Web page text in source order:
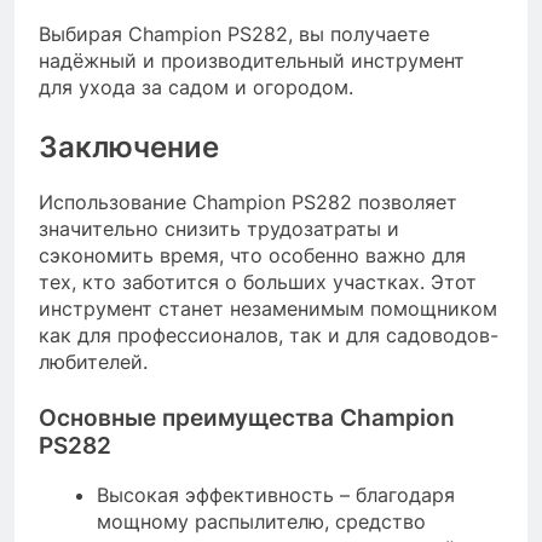
Выбирая Champion PS282, вы получаете
надёжный и производительный инструмент
для ухода за садом и огородом.
Заключение
Использование Champion PS282 позволяет
значительно снизить трудозатраты и
сэкономить время, что особенно важно для
тех, кто заботится о больших участках. Этот
инструмент станет незаменимым помощником
как для профессионалов, так и для садоводов-
любителей.
Основные преимущества Champion
PS282
Высокая эффективность – благодаря
мощному распылителю, средство